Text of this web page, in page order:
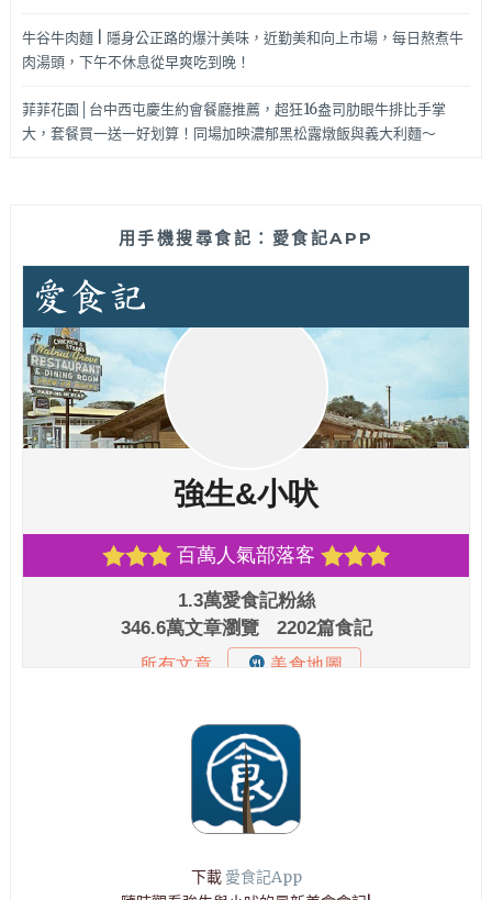
牛谷牛肉麵 | 隱身公正路的爆汁美味，近勤美和向上市場，每日熬煮牛
肉湯頭，下午不休息從早爽吃到晚！
菲菲花園│台中西屯慶生約會餐廳推薦，超狂16盎司肋眼牛排比手掌
大，套餐買一送一好划算！同場加映濃郁黑松露燉飯與義大利麵～
用手機搜尋食記：愛食記APP
下載 愛食記App